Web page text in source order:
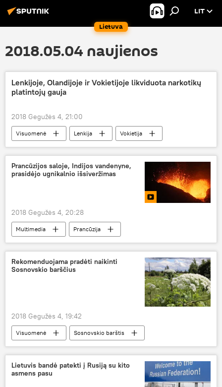
Lietuva
LIT
2018.05.04 naujienos
Lenkijoje, Olandijoje ir Vokietijoje likviduota narkotikų
platintojų gauja
2018 Gegužės 4, 21:00
Visuomenė Lenkija
Vokietija
Nyderlandai
narkotikų platinimas
Prancūzijos saloje, Indijos vandenyne,
prasidėjo ugnikalnio išsiveržimas
2018 Gegužės 4, 20:28
Multimedia
Prancūzija
Indijos vandenynas
ugnikalnio išsiveržimas
sala
Rekomenduojama pradėti naikinti
Sosnovskio barščius
2018 Gegužės 4, 19:42
Visuomenė Sosnovskio barštis
Lietuvis bandė patekti į Rusiją su kito
asmens pasu